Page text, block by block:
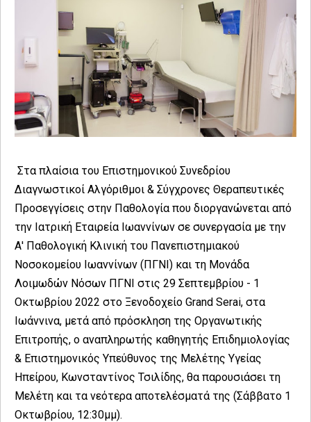
Στα πλαίσια του Επιστημονικού Συνεδρίου
Διαγνωστικοί Αλγόριθμοι & Σύγχρονες Θεραπευτικές
Προσεγγίσεις στην Παθολογία που διοργανώνεται από
την Ιατρική Εταιρεία Ιωαννίνων σε συνεργασία με την
Α' Παθολογική Κλινική του Πανεπιστημιακού
Νοσοκομείου Ιωαννίνων (ΠΓΝΙ) και τη Μονάδα
Λοιμωδών Νόσων ΠΓΝΙ στις 29 Σεπτεμβρίου - 1
Οκτωβρίου 2022 στο Ξενοδοχείο Grand Serai, στα
Ιωάννινα, μετά από πρόσκληση της Οργανωτικής
Επιτροπής, ο αναπληρωτής καθηγητής Επιδημιολογίας
& Eπιστημονικός Yπεύθυνος της Μελέτης Υγείας
Ηπείρου, Κωνσταντίνος Τσιλίδης, θα παρουσιάσει τη
Μελέτη και τα νεότερα αποτελέσματά της (Σάββατο 1
Οκτωβρίου, 12:30μμ).